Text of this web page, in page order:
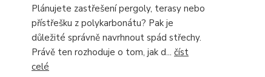
Plánujete zastřešení pergoly, terasy nebo
přístřešku z polykarbonátu? Pak je
důležité správně navrhnout spád střechy.
Právě ten rozhoduje o tom, jak d... číst
celé